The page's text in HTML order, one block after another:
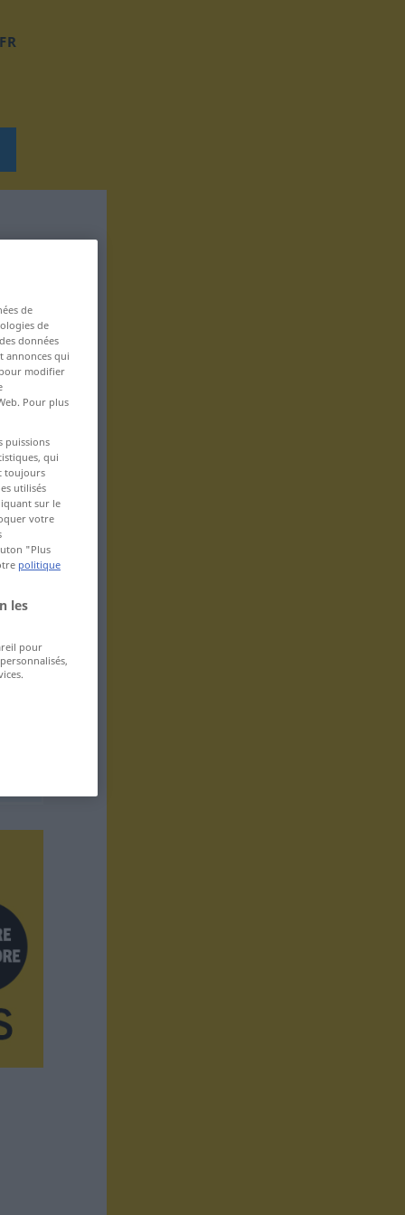
FR
de
de
données
annonces qui
modifier
Pour plus
puissions
qui
toujours
utilisés
sur le
votre
"Plus
politique
les
pour